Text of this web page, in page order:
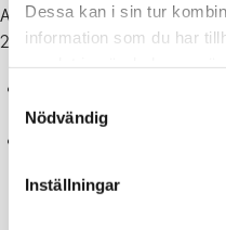
Dessa kan i sin tur
information som du har
Samtyckesval
Nödvändig
Inställningar
Arbetet med att byta ut
26 och beräknas vara klart
staket.
Under juni–juli
kan ge variationer i
information om detta